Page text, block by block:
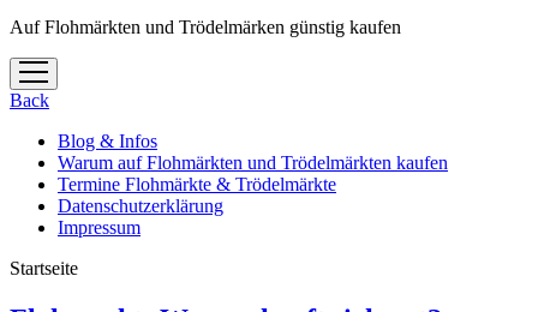
Auf Flohmärkten und Trödelmärken günstig kaufen
Menü
öffnen
Back
Blog & Infos
Warum auf Flohmärkten und Trödelmärkten kaufen
Termine Flohmärkte & Trödelmärkte
Datenschutzerklärung
Impressum
Startseite